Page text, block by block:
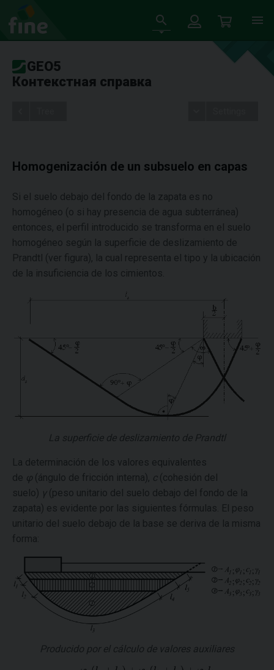
GEO5
Контекстная справка
Homogenización de un subsuelo en capas
Si el suelo debajo del fondo de la zapata es no
homogéneo (o si hay presencia de agua subterránea)
entonces, el perfil introducido se transforma en el suelo
homogéneo según la superficie de deslizamiento de
Prandtl (ver figura), la cual representa el tipo y la ubicación
de la insuficiencia de los cimientos.
La superficie de deslizamiento de Prandtl
La determinación de los valores equivalentes
de φ (ángulo de fricción interna), c(cohesión del
suelo) γ (peso unitario del suelo debajo del fondo de la
zapata) es evidente por las siguientes fórmulas. El peso
unitario del suelo debajo de la base se deriva de la misma
forma:
Producido por el cálculo de valores auxiliares